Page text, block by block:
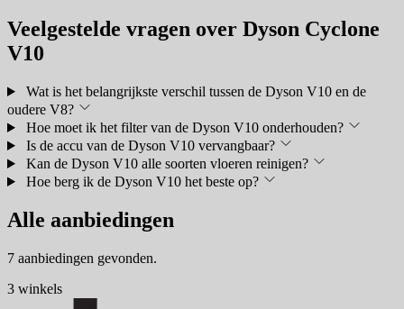
Veelgestelde vragen over Dyson Cyclone
V10
Wat is het belangrijkste verschil tussen de Dyson V10 en de
oudere V8?
Hoe moet ik het filter van de Dyson V10 onderhouden?
Is de accu van de Dyson V10 vervangbaar?
Kan de Dyson V10 alle soorten vloeren reinigen?
Hoe berg ik de Dyson V10 het beste op?
Alle aanbiedingen
7 aanbiedingen gevonden.
3 winkels